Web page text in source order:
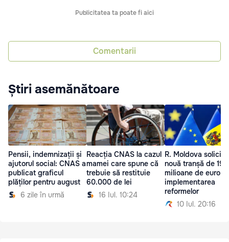
Publicitatea ta poate fi aici
Comentarii
Știri asemănătoare
Pensii, indemnizații și
ajutorul social: CNAS a
publicat graficul
plăților pentru august
6 zile în urmă
Reacția CNAS la cazul
mamei care spune că
trebuie să restituie
60.000 de lei
16 Iul. 10:24
R. Moldova
nouă tranșă de
milioane de euro
implementarea
reformelor
10 Iul. 20:16